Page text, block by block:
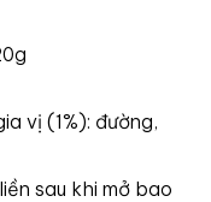
vị (1%): đường,
sau khi mở bao